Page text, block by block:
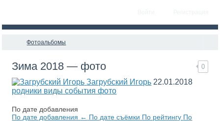
Фотоальбомы
0
Зима 2018 — фото
Загрубский Игорь 22.01.2018
родники виды события фото
По дате добавления
По дате добавления ← По дате съёмки По рейтингу По